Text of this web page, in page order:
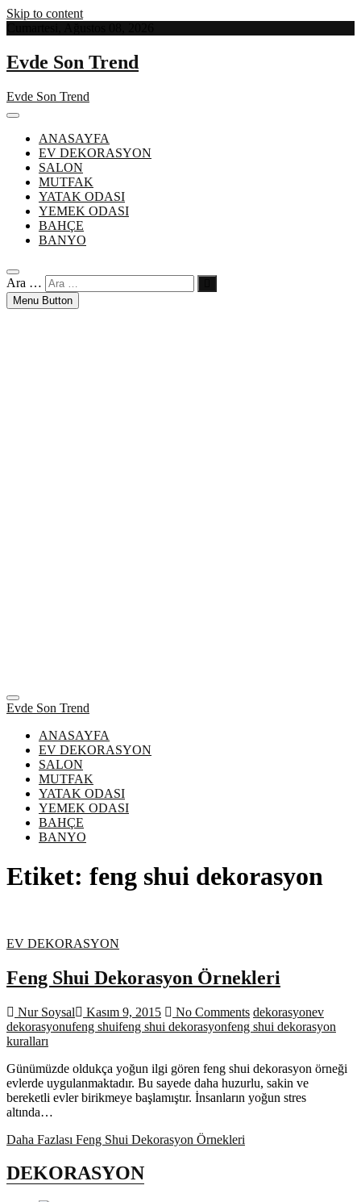
Skip to content
Evde Son Trend
Evde Son Trend
ANASAYFA
EV DEKORASYON
SALON
MUTFAK
YATAK ODASI
YEMEK ODASI
BAHÇE
BANYO
Ara …
Menu Button
Evde Son Trend
ANASAYFA
EV DEKORASYON
SALON
MUTFAK
YATAK ODASI
YEMEK ODASI
BAHÇE
BANYO
Etiket: feng shui dekorasyon
EV DEKORASYON
Feng Shui Dekorasyon Örnekleri
Nur Soysal Kasım 9, 2015 No Comments dekorasyonev
dekorasyonufeng shuifeng shui dekorasyonfeng shui dekorasyon
kuralları
Günümüzde oldukça yoğun ilgi gören feng shui dekorasyon örneği
evlerde uygulanmaktadır. Bu sayede daha huzurlu, sakin ve
bereketli evler birikmeye başlamıştır. İnsanların yoğun stres
altında…
Daha Fazlası Feng Shui Dekorasyon Örnekleri
DEKORASYON